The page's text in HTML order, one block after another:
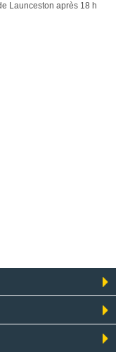
Launceston après 18 h